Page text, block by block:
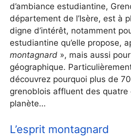
d’ambiance estudiantine,
département de l’Isère, est à
digne d’intérêt, notamment
estudiantine qu’elle propose,
montagnard », mais aussi
géographique.
découvrez pourquoi plus de
grenoblois affluent des quatre
planète…
L’esprit montagnard